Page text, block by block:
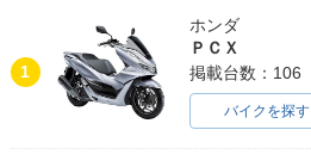
1
ホンダ
ＰＣＸ
掲載台数：106
バイクを探す